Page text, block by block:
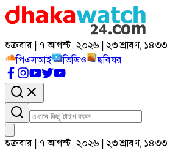
শুক্রবার | ৭ আগস্ট, ২০২৬ | ২৩ শ্রাবণ, ১৪৩৩
পিএসআই
ভিডিও ছবিঘর
শুক্রবার | ৭ আগস্ট, ২০২৬ | ২৩ শ্রাবণ, ১৪৩৩